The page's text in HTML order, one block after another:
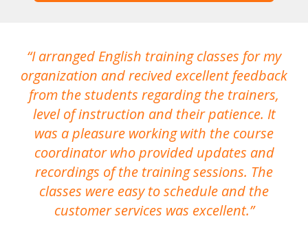
I arranged English training classes for my
organization and recived excellent feedback
from the students regarding the trainers,
level of instruction and their patience. It
was a pleasure working with the course
coordinator who provided updates and
recordings of the training sessions. The
classes were easy to schedule and the
customer services was excellent.